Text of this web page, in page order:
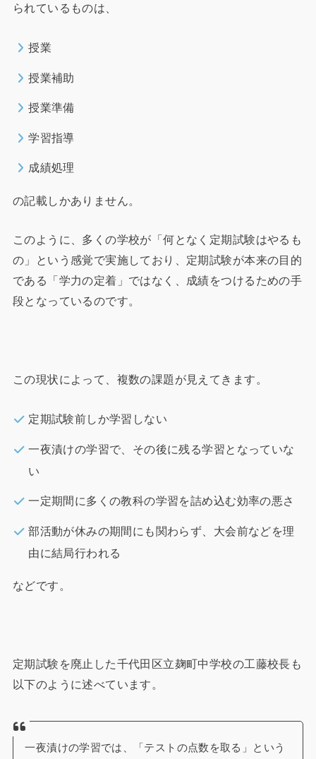
られているものは、
授業
授業補助
授業準備
学習指導
成績処理
の記載しかありません。
このように、多くの学校が「何となく定期試験はやるも
の」という感覚で実施しており、定期試験が本来の目的
である「学力の定着」ではなく、成績をつけるための手
段となっているのです。
この現状によって、複数の課題が見えてきます。
定期試験前しか学習しない
一夜漬けの学習で、その後に残る学習となっていな
い
一定期間に多くの教科の学習を詰め込む効率の悪さ
部活動が休みの期間にも関わらず、大会前などを理
由に結局行われる
などです。
定期試験を廃止した千代田区立麹町中学校の工藤校長も
以下のように述べています。
一夜漬けの学習では、「テストの点数を取る」という